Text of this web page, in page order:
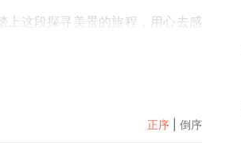
上这段探寻美景的旅程，用心去感
正序 倒序